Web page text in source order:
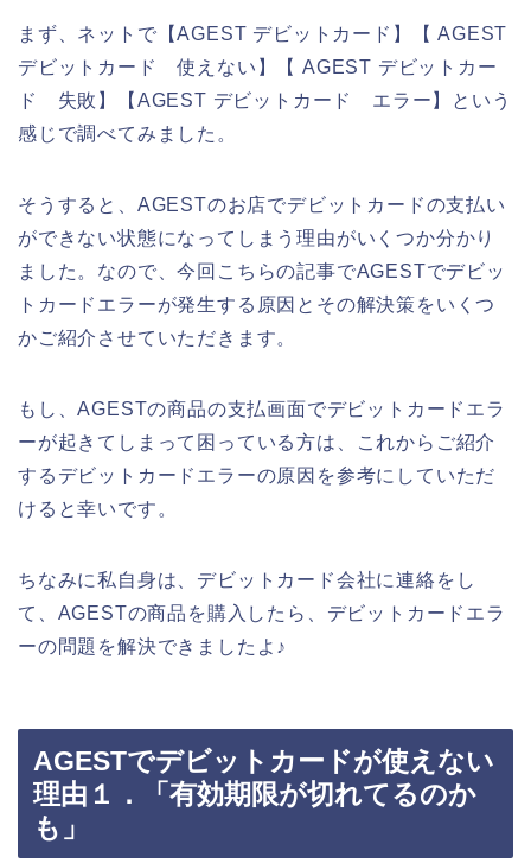
まず、ネットで【AGEST デビットカード】【 AGEST
デビットカード 使えない】【 AGEST デビットカー
ド 失敗】【AGEST デビットカード エラー】という
感じで調べてみました。
そうすると、AGESTのお店でデビットカードの支払い
ができない状態になってしまう理由がいくつか分かり
ました。なので、今回こちらの記事でAGESTでデビッ
トカードエラーが発生する原因とその解決策をいくつ
かご紹介させていただきます。
もし、AGESTの商品の支払画面でデビットカードエラ
ーが起きてしまって困っている方は、これからご紹介
するデビットカードエラーの原因を参考にしていただ
けると幸いです。
ちなみに私自身は、デビットカード会社に連絡をし
て、AGESTの商品を購入したら、デビットカードエラ
ーの問題を解決できましたよ♪
AGESTでデビットカードが使えない
理由１．「有効期限が切れてるのか
も」